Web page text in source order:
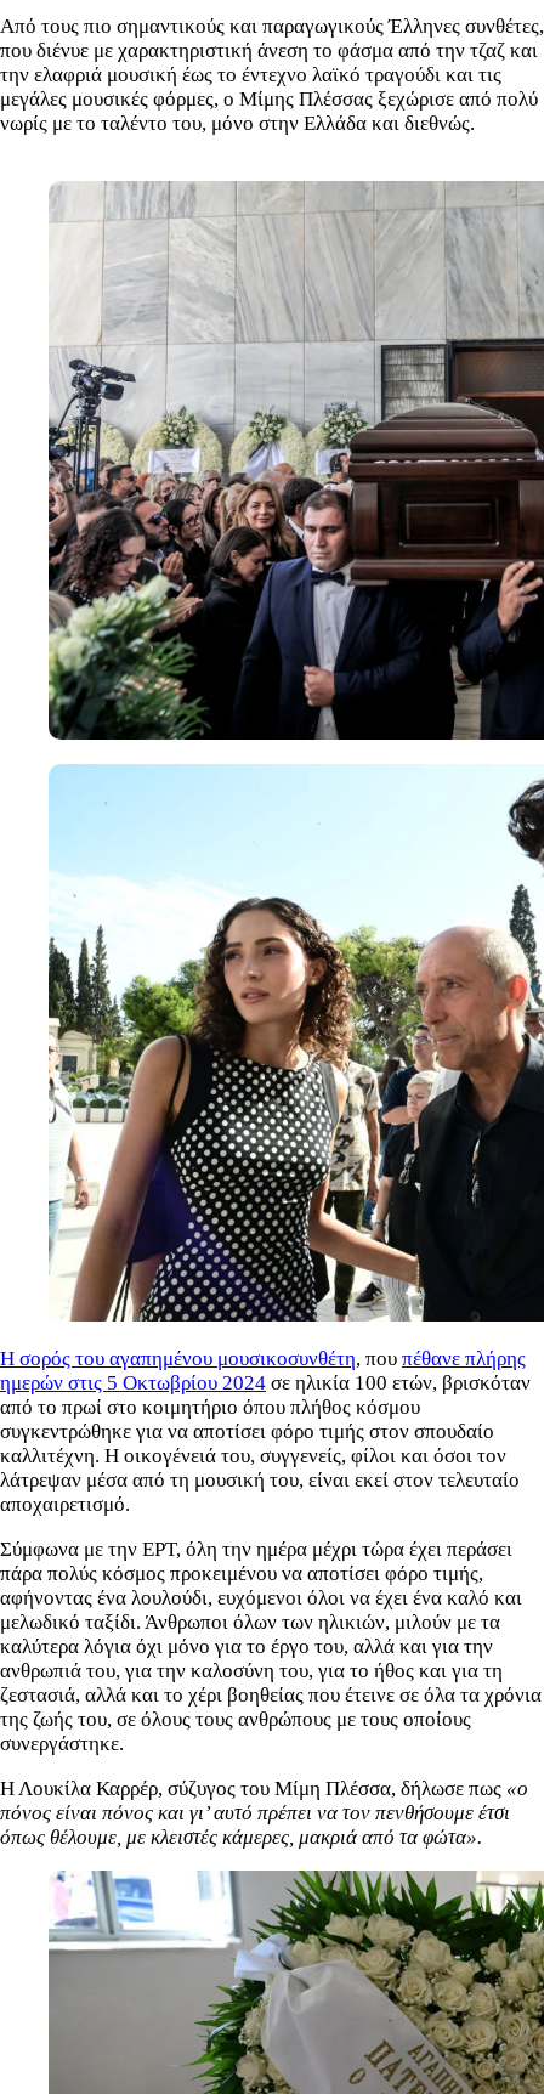
Από τους πιο σημαντικούς και παραγωγικούς Έλληνες συνθέτες,
που διένυε με χαρακτηριστική άνεση το φάσμα από την τζαζ και
την ελαφριά μουσική έως το έντεχνο λαϊκό τραγούδι και τις
μεγάλες μουσικές φόρμες, ο Μίμης Πλέσσας ξεχώρισε από πολύ
νωρίς με το ταλέντο του, μόνο στην Ελλάδα και διεθνώς.
Η σορός του αγαπημένου μουσικοσυνθέτη, που πέθανε πλήρης
ημερών στις 5 Οκτωβρίου 2024 σε ηλικία 100 ετών, βρισκόταν
από το πρωί στο κοιμητήριο όπου πλήθος κόσμου
συγκεντρώθηκε για να αποτίσει φόρο τιμής στον σπουδαίο
καλλιτέχνη. Η οικογένειά του, συγγενείς, φίλοι και όσοι τον
λάτρεψαν μέσα από τη μουσική του, είναι εκεί στον τελευταίο
αποχαιρετισμό.
Σύμφωνα με την ΕΡΤ, όλη την ημέρα μέχρι τώρα έχει περάσει
πάρα πολύς κόσμος προκειμένου να αποτίσει φόρο τιμής,
αφήνοντας ένα λουλούδι, ευχόμενοι όλοι να έχει ένα καλό και
μελωδικό ταξίδι. Άνθρωποι όλων των ηλικιών, μιλούν με τα
καλύτερα λόγια όχι μόνο για το έργο του, αλλά και για την
ανθρωπιά του, για την καλοσύνη του, για το ήθος και για τη
ζεστασιά, αλλά και το χέρι βοηθείας που έτεινε σε όλα τα χρόνια
της ζωής του, σε όλους τους ανθρώπους με τους οποίους
συνεργάστηκε.
Η Λουκίλα Καρρέρ, σύζυγος του Μίμη Πλέσσα, δήλωσε πως «ο
πόνος είναι πόνος και γι’ αυτό πρέπει να τον πενθήσουμε έτσι
όπως θέλουμε, με κλειστές κάμερες, μακριά από τα φώτα».